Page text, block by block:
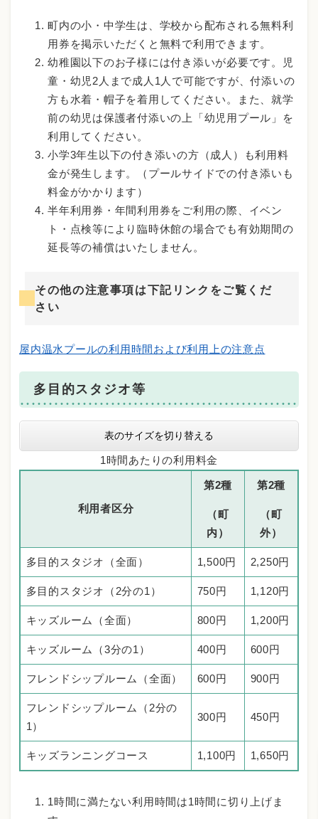
町内の小・中学生は、学校から配布される無料利
用券を掲示いただくと無料で利用できます。
幼稚園以下のお子様には付き添いが必要です。児
童・幼児2人まで成人1人で可能ですが、付添いの
方も水着・帽子を着用してください。また、就学
前の幼児は保護者付添いの上「幼児用プール」を
利用してください。
小学3年生以下の付き添いの方（成人）も利用料
金が発生します。（プールサイドでの付き添いも
料金がかかります）
半年利用券・年間利用券をご利用の際、イベン
ト・点検等により臨時休館の場合でも有効期間の
延長等の補償はいたしません。
その他の注意事項は下記リンクをご覧くだ
さい
屋内温水プールの利用時間および利用上の注意点
多目的スタジオ等
表のサイズを切り替える
1時間あたりの利用料金
利用者区分
第2種
（町
内）
第2種
（町
外）
多目的スタジオ（全面） 1,500円 2,250円
多目的スタジオ（2分の1） 750円 1,120円
キッズルーム（全面） 800円 1,200円
キッズルーム（3分の1） 400円 600円
フレンドシップルーム（全面） 600円 900円
フレンドシップルーム（2分の
1）
300円 450円
キッズランニングコース 1,100円 1,650円
1時間に満たない利用時間は1時間に切り上げま